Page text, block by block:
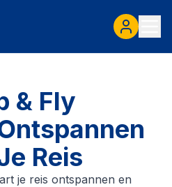
& Fly
Reis
je reis ontspannen en